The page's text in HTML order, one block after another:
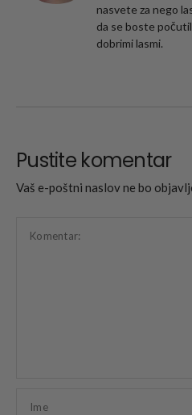
nasvete za nego
da se boste
dobrimi lasmi.
Pustite komentar
Vaš e-poštni naslov ne bo
Komentar:
Ime